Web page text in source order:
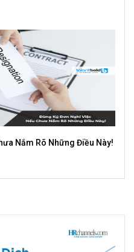
Nắm Rõ Những Điều Này!